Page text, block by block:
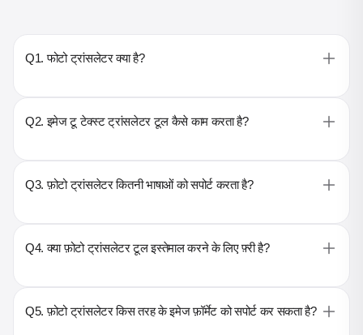
Q1. फोटो ट्रांसलेटर क्या है?
Q2. इमेज टू टेक्स्ट ट्रांसलेटर टूल कैसे काम करता है?
Q3. फ़ोटो ट्रांसलेटर कितनी भाषाओं को सपोर्ट करता है?
Q4. क्या फ़ोटो ट्रांसलेटर टूल इस्तेमाल करने के लिए फ़्री है?
Q5. फ़ोटो ट्रांसलेटर किस तरह के इमेज फ़ॉर्मेट को सपोर्ट कर सकता है?